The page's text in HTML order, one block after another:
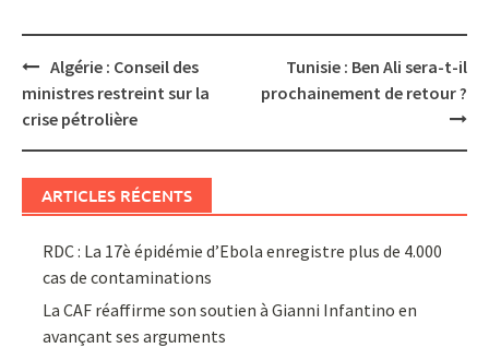
Post
navigation
Algérie : Conseil des
ministres restreint sur la
crise pétrolière
Tunisie : Ben Ali sera-t-il
prochainement de retour ?
ARTICLES RÉCENTS
RDC : La 17è épidémie d’Ebola enregistre plus de 4.000
cas de contaminations
La CAF réaffirme son soutien à Gianni Infantino en
avançant ses arguments